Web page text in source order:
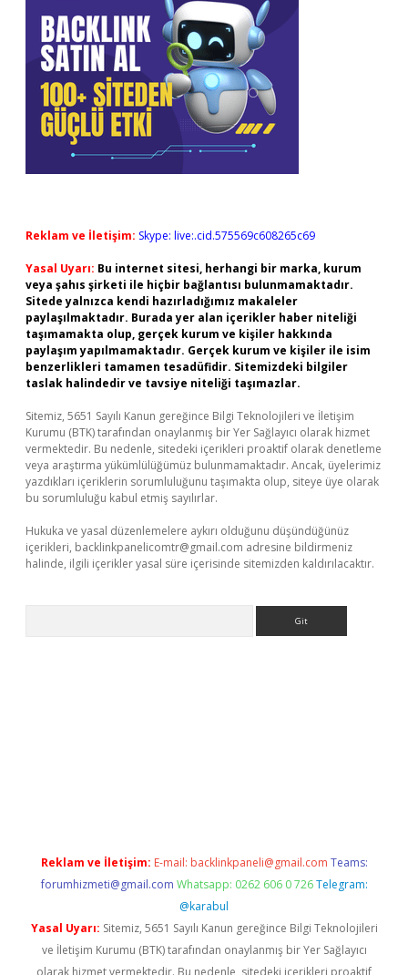
Reklam ve İletişim: Skype: live:.cid.575569c608265c69
Yasal Uyarı: Bu internet sitesi, herhangi bir marka, kurum
veya şahıs şirketi ile hiçbir bağlantısı bulunmamaktadır.
Sitede yalnızca kendi hazırladığımız makaleler
paylaşılmaktadır. Burada yer alan içerikler haber niteliği
taşımamakta olup, gerçek kurum ve kişiler hakkında
paylaşım yapılmamaktadır. Gerçek kurum ve kişiler ile isim
benzerlikleri tamamen tesadüfidir. Sitemizdeki bilgiler
taslak halindedir ve tavsiye niteliği taşımazlar.
Sitemiz, 5651 Sayılı Kanun gereğince Bilgi Teknolojileri ve İletişim
Kurumu (BTK) tarafından onaylanmış bir Yer Sağlayıcı olarak hizmet
vermektedir. Bu nedenle, sitedeki içerikleri proaktif olarak denetleme
veya araştırma yükümlülüğümüz bulunmamaktadır. Ancak, üyelerimiz
yazdıkları içeriklerin sorumluluğunu taşımakta olup, siteye üye olarak
bu sorumluluğu kabul etmiş sayılırlar.
Hukuka ve yasal düzenlemelere aykırı olduğunu düşündüğünüz
içerikleri, backlinkpanelicomtr@gmail.com adresine bildirmeniz
halinde, ilgili içerikler yasal süre içerisinde sitemizden kaldırılacaktır.
Reklam ve İletişim: E-mail: backlinkpaneli@gmail.com Teams:
forumhizmeti@gmail.com Whatsapp: 0262 606 0 726 Telegram:
@karabul
Yasal Uyarı: Sitemiz, 5651 Sayılı Kanun gereğince Bilgi Teknolojileri
ve İletişim Kurumu (BTK) tarafından onaylanmış bir Yer Sağlayıcı
olarak hizmet vermektedir. Bu nedenle, sitedeki içerikleri proaktif